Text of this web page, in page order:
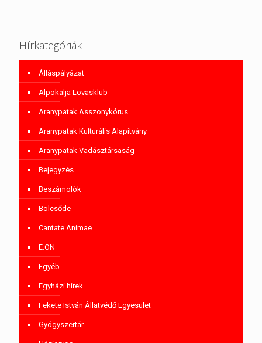
Hírkategóriák
Álláspályázat
Alpokalja Lovasklub
Aranypatak Asszonykórus
Aranypatak Kulturális Alapítvány
Aranypatak Vadásztársaság
Bejegyzés
Beszámolók
Bölcsőde
Cantate Animae
E.ON
Egyéb
Egyházi hírek
Fekete István Állatvédő Egyesület
Gyógyszertár